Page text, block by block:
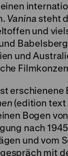
Vanina steht
und
und
erschienene
(edition text
Bogen
nach
und vom
mit